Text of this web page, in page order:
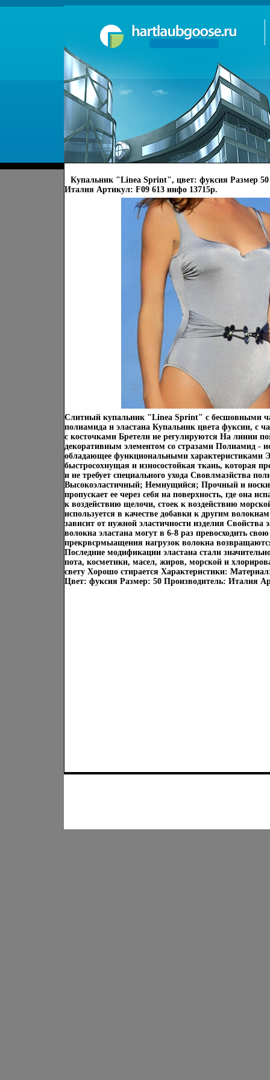
Купальник "Linea Sprint", цвет: фуксия Размер 50
Италия Артикул: F09 613 инфо 13715p.
Слитный купальник "Linea Sprint" с бесшовными
полиамида и эластана Купальник цвета фуксии, с
с косточками Бретели не регулируются На линии
декоративным элементом со стразами Полиамид -
обладающее функциональными
быстросохнущая и износостойкая ткань, которая
и не требует специального ухода Свовлмазйства
Высокоэластичный; Немнущийся; Прочный и
пропускает ее через себя на поверхность, где она
к воздействию щелочи, стоек к воздействию
используется в качестве добавки к другим
зависит от нужной эластичности изделия Свойства
волокна эластана могут в 6-8 раз превосходить
прекрвсрмыащения нагрузок волокна
Последние модификации эластана стали
пота, косметики, масел, жиров, морской и
свету Хорошо стирается Характеристики:
Цвет: фуксия Размер: 50 Производитель: Италия